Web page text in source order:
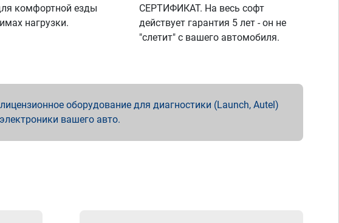
комфортной езды
нагрузки.
СЕРТИФИКАТ. На весь софт
действует гарантия 5 лет - он не
"слетит" с вашего автомобиля.
оборудование для диагностики (Launch, Autel)
вашего авто.